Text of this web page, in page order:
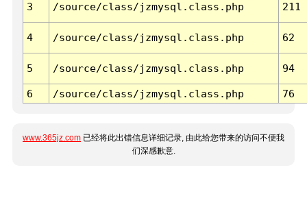
3 /source/class/jzmysql.class.php 211
4 /source/class/jzmysql.class.php 62
5 /source/class/jzmysql.class.php 94
6 /source/class/jzmysql.class.php 76
www.365jz.com 已经将此出错信息详细记录, 由此给您带来的访问不便我
们深感歉意.